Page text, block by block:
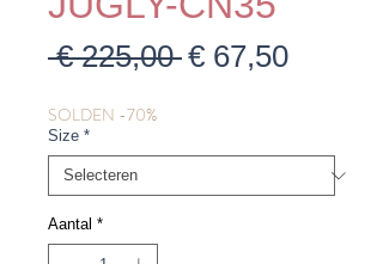
€ 225,00 Normale
€ 67,50
SOLDEN -70%
Size *
Aantal *